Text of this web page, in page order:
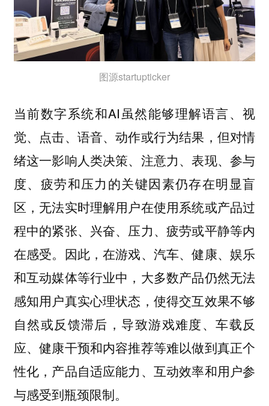
图源startupticker
当前数字系统和AI虽然能够理解语言、视
觉、点击、语音、动作或行为结果，但对情
绪这一影响人类决策、注意力、表现、参与
度、疲劳和压力的关键因素仍存在明显盲
区，无法实时理解用户在使用系统或产品过
程中的紧张、兴奋、压力、疲劳或平静等内
在感受。因此，在游戏、汽车、健康、娱乐
和互动媒体等行业中，大多数产品仍然无法
感知用户真实心理状态，使得交互效果不够
自然或反馈滞后，导致游戏难度、车载反
应、健康干预和内容推荐等难以做到真正个
性化，产品自适应能力、互动效率和用户参
与感受到瓶颈限制。